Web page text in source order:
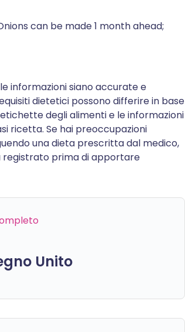
can be made 1 month ahead;
informazioni siano accurate e
dietetici possono differire in base
degli alimenti e le informazioni
ricetta. Se hai preoccupazioni
una dieta prescritta dal medico,
registrato prima di apportare
Unito